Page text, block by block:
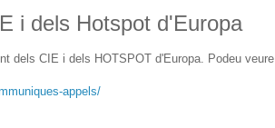
i dels Hotspot d'Europa
dels CIE i dels HOTSPOT d'Europa. Podeu veure
appels/